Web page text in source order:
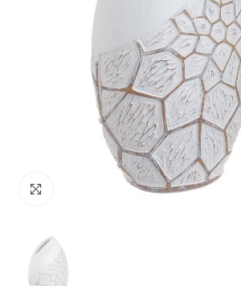
Click to enlarge